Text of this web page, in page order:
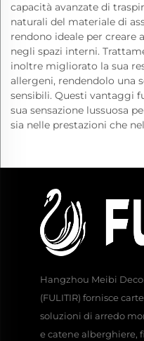
capacità avanzate di
naturali del materiale di
rendono ideale per
negli spazi interni.
inoltre migliorato la sua
allergeni, rendendolo una
sensibili. Questi vantaggi
sua sensazione lussuosa
sia nelle prestazioni che
Hangzhou Meibi
(FULITIR) fornisce
soluzioni di arredo
e catene alberghiere,